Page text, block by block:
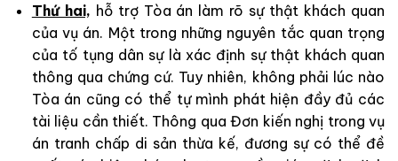
Thứ hai, hỗ trợ Tòa án làm rõ sự thật khách quan
của vụ án. Một trong những nguyên tắc quan trọng
của tố tụng dân sự là xác định sự thật khách quan
thông qua chứng cứ. Tuy nhiên, không phải lúc nào
Tòa án cũng có thể tự mình phát hiện đầy đủ các
tài liệu cần thiết. Thông qua Đơn kiến nghị trong vụ
án tranh chấp di sản thừa kế, đương sự có thể đề